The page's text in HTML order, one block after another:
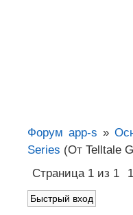
Форум app-s »
Series (От Telltale
Страница 1 из 1 1